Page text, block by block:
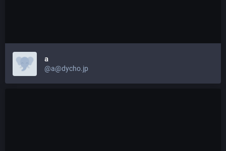
a
@a@dycho.jp